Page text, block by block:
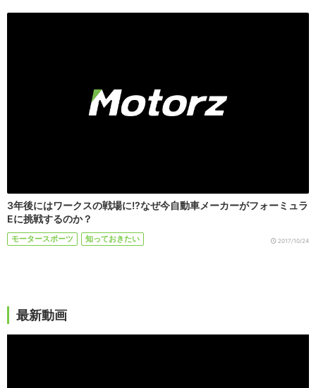
3年後にはワークスの戦場に!?なぜ今自動車メーカーがフォーミュラ
Eに挑戦するのか？
モータースポーツ 知っておきたい 2017/10/24
最新動画